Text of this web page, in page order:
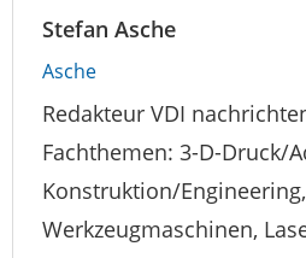
Stefan Asche
Asche
Redakteur VDI
Fachthemen: 3-D-Druck/
Konstruktion/
Werkzeugmaschinen,